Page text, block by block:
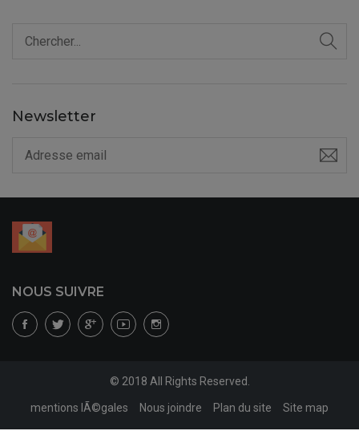
Newsletter
NOUS SUIVRE
© 2018 All Rights Reserved.
mentions lÃ©gales Nous joindre Plan du site Site map